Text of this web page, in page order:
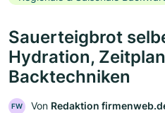
Sauerteigbrot
Hydration,
Backtechniken
FW Von Redaktion